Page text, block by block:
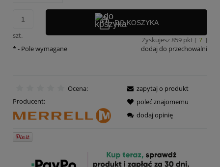
szt.
DO KOSZYKA
Zyskujesz 859pkt [ ? ]
dodaj do przechowalni
*- Pole wymagane
Ocena:
Producent:
zapytaj o produkt
poleć znajomemu
dodaj opinię